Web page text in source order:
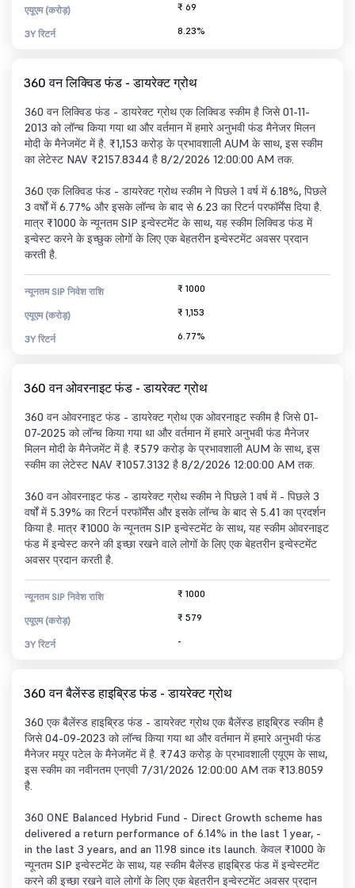
एयूएम (करोड़) ₹ 69
3Y रिटर्न 8.23%
360 वन लिक्विड फंड - डायरेक्ट ग्रोथ
360 वन लिक्विड फंड - डायरेक्ट ग्रोथ एक लिक्विड स्कीम है जिसे 01-11-
2013 को लॉन्च किया गया था और वर्तमान में हमारे अनुभवी फंड मैनेजर मिलन
मोदी के मैनेजमेंट में है. ₹1,153 करोड़ के प्रभावशाली AUM के साथ, इस स्कीम
का लेटेस्ट NAV ₹2157.8344 है 8/2/2026 12:00:00 AM तक.
360 एक लिक्विड फंड - डायरेक्ट ग्रोथ स्कीम ने पिछले 1 वर्ष में 6.18%, पिछले
3 वर्षों में 6.77% और इसके लॉन्च के बाद से 6.23 का रिटर्न परफॉर्मेंस दिया है.
मात्र ₹1000 के न्यूनतम SIP इन्वेस्टमेंट के साथ, यह स्कीम लिक्विड फंड में
इन्वेस्ट करने के इच्छुक लोगों के लिए एक बेहतरीन इन्वेस्टमेंट अवसर प्रदान
करती है.
न्यूनतम SIP निवेश राशि ₹ 1000
एयूएम (करोड़) ₹ 1,153
3Y रिटर्न 6.77%
360 वन ओवरनाइट फंड - डायरेक्ट ग्रोथ
360 वन ओवरनाइट फंड - डायरेक्ट ग्रोथ एक ओवरनाइट स्कीम है जिसे 01-
07-2025 को लॉन्च किया गया था और वर्तमान में हमारे अनुभवी फंड मैनेजर
मिलन मोदी के मैनेजमेंट में है. ₹579 करोड़ के प्रभावशाली AUM के साथ, इस
स्कीम का लेटेस्ट NAV ₹1057.3132 है 8/2/2026 12:00:00 AM तक.
360 वन ओवरनाइट फंड - डायरेक्ट ग्रोथ स्कीम ने पिछले 1 वर्ष में - पिछले 3
वर्षों में 5.39% का रिटर्न परफॉर्मेंस और इसके लॉन्च के बाद से 5.41 का प्रदर्शन
किया है. मात्र ₹1000 के न्यूनतम SIP इन्वेस्टमेंट के साथ, यह स्कीम ओवरनाइट
फंड में इन्वेस्ट करने की इच्छा रखने वाले लोगों के लिए एक बेहतरीन इन्वेस्टमेंट
अवसर प्रदान करती है.
न्यूनतम SIP निवेश राशि ₹ 1000
एयूएम (करोड़) ₹ 579
3Y रिटर्न -
360 वन बैलेंस्ड हाइब्रिड फंड - डायरेक्ट ग्रोथ
360 एक बैलेंस्ड हाइब्रिड फंड - डायरेक्ट ग्रोथ एक बैलेंस्ड हाइब्रिड स्कीम है
जिसे 04-09-2023 को लॉन्च किया गया था और वर्तमान में हमारे अनुभवी फंड
मैनेजर मयूर पटेल के मैनेजमेंट में है. ₹743 करोड़ के प्रभावशाली एयूएम के साथ,
इस स्कीम का नवीनतम एनएवी 7/31/2026 12:00:00 AM तक ₹13.8059
है.
360 ONE Balanced Hybrid Fund - Direct Growth scheme has
delivered a return performance of 6.14% in the last 1 year, -
in the last 3 years, and an 11.98 since its launch. केवल ₹1000 के
न्यूनतम SIP इन्वेस्टमेंट के साथ, यह स्कीम बैलेंस्ड हाइब्रिड फंड में इन्वेस्टमेंट
करने की इच्छा रखने वाले लोगों के लिए एक बेहतरीन इन्वेस्टमेंट अवसर प्रदान